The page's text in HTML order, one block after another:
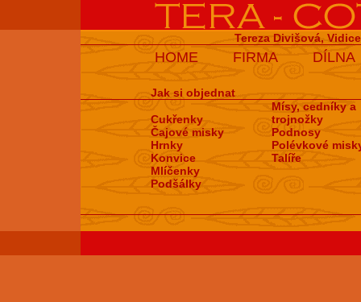
Tereza Divišová,
HOME FIRMA DÍLNA
Jak si objednat
Cukřenky
Čajové misky
Hrnky
Konvice
Mlíčenky
Podšálky
Mísy, cedníky a
trojnožky
Podnosy
Polévkové
Talíře